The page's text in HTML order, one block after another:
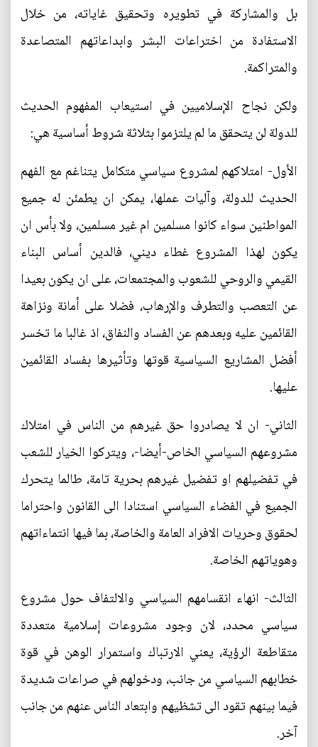
بل والمشاركة في تطويره وتحقيق غاياته، من خلال
الاستفادة من اختراعات البشر وابداعاتهم المتصاعدة
والمتراكمة.
ولكن نجاح الإسلاميين في استيعاب المفهوم الحديث
للدولة لن يتحقق ما لم يلتزموا بثلاثة شروط أساسية هي:
الأول- امتلاكهم لمشروع سياسي متكامل يتناغم مع الفهم
الحديث للدولة، وآليات عملها، يمكن ان يطمئن له جميع
المواطنين سواء كانوا مسلمين ام غير مسلمين، ولا بأس ان
يكون لهذا المشروع غطاء ديني، فالدين أساس البناء
القيمي والروحي للشعوب والمجتمعات، على ان يكون بعيدا
عن التعصب والتطرف والإرهاب، فضلا على أمانة ونزاهة
القائمين عليه وبعدهم عن الفساد والنفاق، اذ غالبا ما تخسر
أفضل المشاريع السياسية قوتها وتأثيرها بفساد القائمين
عليها.
الثاني- ان لا يصادروا حق غيرهم من الناس في امتلاك
مشروعهم السياسي الخاص-أيضا-، ويتركوا الخيار للشعب
في تفضيلهم او تفضيل غيرهم بحرية تامة، طالما يتحرك
الجميع في الفضاء السياسي استنادا الى القانون واحتراما
لحقوق وحريات الافراد العامة والخاصة، بما فيها انتماءاتهم
وهوياتهم الخاصة.
الثالث- انهاء انقسامهم السياسي والالتفاف حول مشروع
سياسي محدد، لان وجود مشروعات إسلامية متعددة
متقاطعة الرؤية، يعني الارتباك واستمرار الوهن في قوة
خطابهم السياسي من جانب، ودخولهم في صراعات شديدة
فيما بينهم تقود الى تشظيهم وابتعاد الناس عنهم من جانب
آخر.